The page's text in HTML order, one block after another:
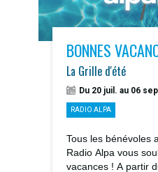
BONNES
La Grille d'été
Du 20 juil. au 06
RADIO ALPA
Tous les bénévoles
Radio Alpa vous
vacances ! A partir